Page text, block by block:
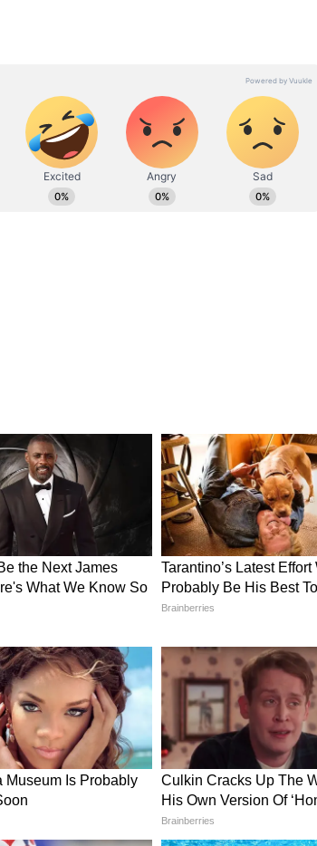
UP Mein Aaj ka Mausam Kaisa
अनुभव। मौजूदा समय में ये एशियानेट न्यूज हिंदी के साथ जुड़कर
मीडिया इंडस्ट्री में कदम रखा और अपने करियर की शुरुआत
विंग और दैनिक भास्कर जैसे प्रमुख प्रिंट मीडिया संस्थानों में
पर काम किया। इसके बाद, डिजिटल मीडिया की दिशा में कदम
सेक्शन के साथ-साथ, लाइफस्टाइल, हेल्थ और रीलिजन